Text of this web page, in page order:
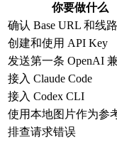
你要做什么
确认 Base URL 和线路
创建和使用 API Key
发送第一条 OpenAI
接入 Claude Code
接入 Codex CLI
使用本地图片作为参
排查请求错误